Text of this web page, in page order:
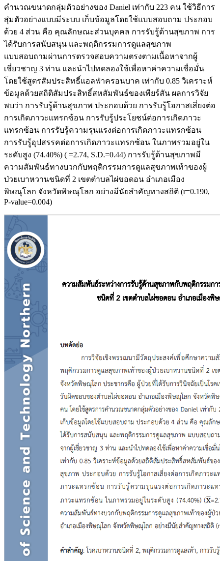
คำนวณขนาดกลุ่มตัวอย่างของ Daniel เท่ากับ 223 คน ใช้วิธีการ
สุ่มตัวอย่างแบบมีระบบ เก็บข้อมูลโดยใช้แบบสอบถาม ประกอบ
ด้วย 4 ส่วน คือ คุณลักษณะส่วนบุคคล การรับรู้ด้านสุขภาพ การ
ได้รับการสนับสนุน และพฤติกรรมการดูแลสุขภาพ
แบบสอบถามผ่านการตรวจสอบความตรงตามเนื้อหาจากผู้
เชี่ยวชาญ 3 ท่าน และนำไปทดลองใช้เพื่อหาค่าความเชื่อมั่น
โดยใช้สูตรสัมประสิทธิ์แอลฟ่าครอนบาค เท่ากับ 0.85 วิเคราะห์
ข้อมูลด้วยสถิติสัมประสิทธิ์สหสัมพันธ์ของเพียร์สัน ผลการวิจัย
พบว่า การรับรู้ด้านสุขภาพ ประกอบด้วย การรับรู้โอกาสเสี่ยงต่อ
การเกิดภาวะแทรกซ้อน การรับรู้ประโยชน์ต่อการเกิดภาวะ
แทรกซ้อน การรับรู้ความรุนแรงต่อการเกิดภาวะแทรกซ้อน
การรับรู้อุปสรรคต่อการเกิดภาวะแทรกซ้อน ในภาพรวมอยู่ใน
ระดับสูง (74.40%) ( =2.74, S.D.=0.44) การรับรู้ด้านสุขภาพมี
ความสัมพันธ์ทางบวกกับพฤติกรรมการดูแลสุขภาพเท้าของผู้
ป่วยเบาหวานชนิดที่ 2 เขตตำบลไผ่ขอดอน อำเภอเมือง
พิษณุโลก จังหวัดพิษณุโลก อย่างมีนัยสำคัญทางสถิติ (r=0.190,
P-value=0.004)